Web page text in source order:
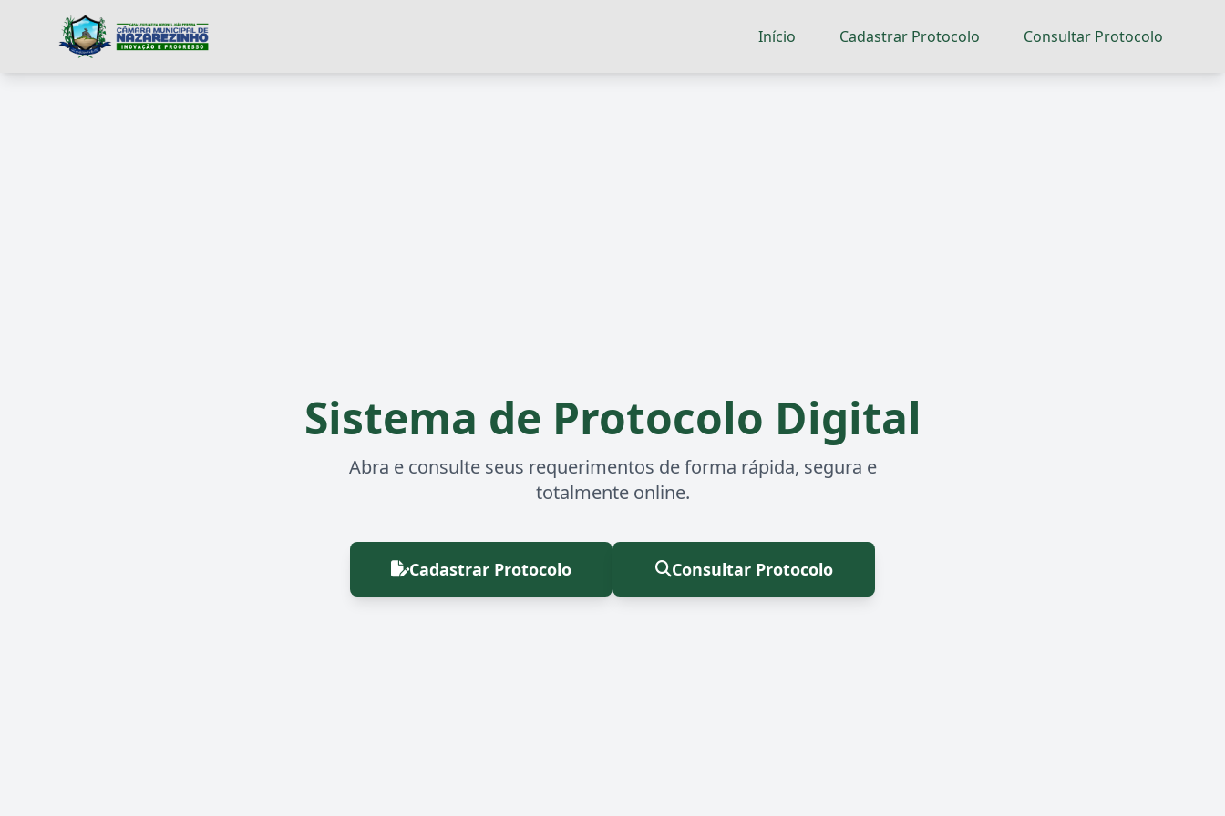
Início Cadastrar Protocolo Consultar Protocolo
Sistema de Protocolo Digital
Abra e consulte seus requerimentos de forma rápida, segura e
totalmente online.
Cadastrar Protocolo Consultar Protocolo